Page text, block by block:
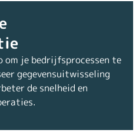
om je bedrijfsprocessen te
gegevensuitwisseling
de snelheid en